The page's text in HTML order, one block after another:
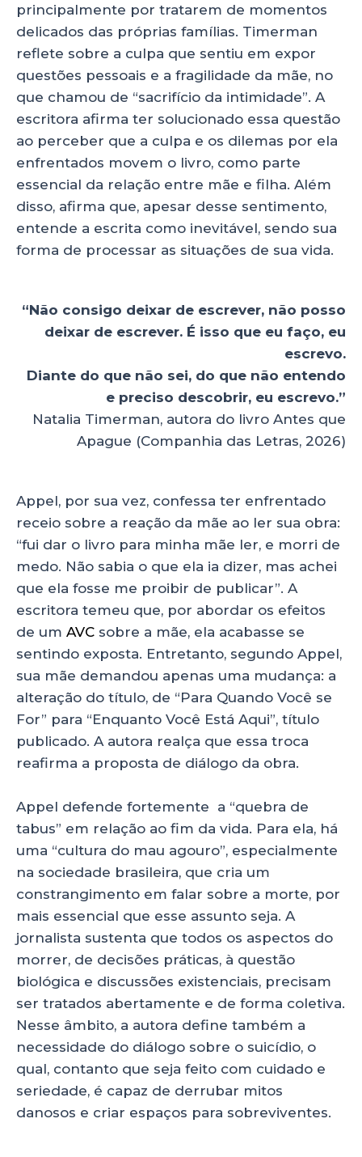
principalmente por tratarem de momentos
delicados das próprias famílias. Timerman
reflete sobre a culpa que sentiu em expor
questões pessoais e a fragilidade da mãe, no
que chamou de “sacrifício da intimidade”. A
escritora afirma ter solucionado essa questão
ao perceber que a culpa e os dilemas por ela
enfrentados movem o livro, como parte
essencial da relação entre mãe e filha. Além
disso, afirma que, apesar desse sentimento,
entende a escrita como inevitável, sendo sua
forma de processar as situações de sua vida.
“Não consigo deixar de escrever, não posso
deixar de escrever. É isso que eu faço, eu
escrevo.
Diante do que não sei, do que não entendo
e preciso descobrir, eu escrevo.”
Natalia Timerman, autora do livro Antes que
Apague (Companhia das Letras, 2026)
Appel, por sua vez, confessa ter enfrentado
receio sobre a reação da mãe ao ler sua obra:
“fui dar o livro para minha mãe ler, e morri de
medo. Não sabia o que ela ia dizer, mas achei
que ela fosse me proibir de publicar”. A
escritora temeu que, por abordar os efeitos
de um AVC sobre a mãe, ela acabasse se
sentindo exposta. Entretanto, segundo Appel,
sua mãe demandou apenas uma mudança: a
alteração do título, de “Para Quando Você se
For” para “Enquanto Você Está Aqui”, título
publicado. A autora realça que essa troca
reafirma a proposta de diálogo da obra.
Appel defende fortemente a “quebra de
tabus” em relação ao fim da vida. Para ela, há
uma “cultura do mau agouro”, especialmente
na sociedade brasileira, que cria um
constrangimento em falar sobre a morte, por
mais essencial que esse assunto seja. A
jornalista sustenta que todos os aspectos do
morrer, de decisões práticas, à questão
biológica e discussões existenciais, precisam
ser tratados abertamente e de forma coletiva.
Nesse âmbito, a autora define também a
necessidade do diálogo sobre o suicídio, o
qual, contanto que seja feito com cuidado e
seriedade, é capaz de derrubar mitos
danosos e criar espaços para sobreviventes.